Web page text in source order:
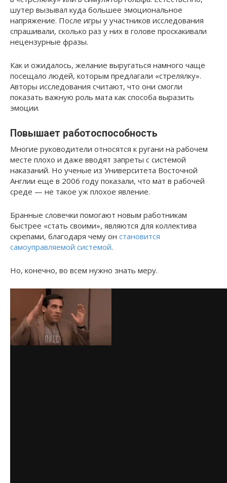
шутер вызывал куда большее эмоциональное
напряжение. После игры у участников исследования
спрашивали, сколько раз у них в голове проскакивали
нецензурные фразы.
Как и ожидалось, желание выругаться намного чаще
посещало людей, которым предлагали «стрелялку».
Авторы исследования считают, что они смогли
показать важную роль мата как способа выразить
эмоции.
Повышает работоспособность
Многие руководители относятся к ругани на рабочем
месте плохо и даже вводят запреты с системой
наказаний. Но ученые из Университета Восточной
Англии еще в 2006 году показали, что мат в рабочей
среде — не такое уж плохое явление.
Бранные словечки помогают новым работникам
быстрее «стать своими», являются для коллектива
скрепами, благодаря чему он становится
самоуправляемой системой.
Но, конечно, во всем нужно знать меру.